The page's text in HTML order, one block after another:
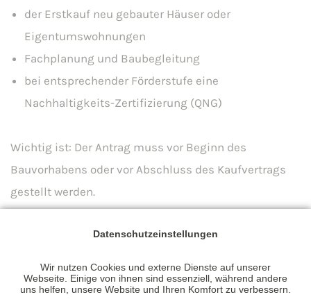
der Erstkauf neu gebauter Häuser oder
Eigentumswohnungen
Fachplanung und Baubegleitung
bei entsprechender Förderstufe eine
Nachhaltigkeits-Zertifizierung (QNG)
Wichtig ist: Der Antrag muss vor Beginn des
Bauvorhabens oder vor Abschluss des Kaufvertrags
gestellt werden.
Welche Anforderungen gelten?
Effizienzhaus 55:Das Gebäude erfüllt den EH55-
Datenschutzeinstellungen
Wir nutzen Cookies und externe Dienste auf unserer
Webseite. Einige von ihnen sind essenziell, während andere
uns helfen, unsere Website und Ihren Komfort zu verbessern.